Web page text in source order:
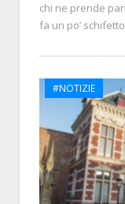
chi ne prende
fa un po’
#NOTIZIE